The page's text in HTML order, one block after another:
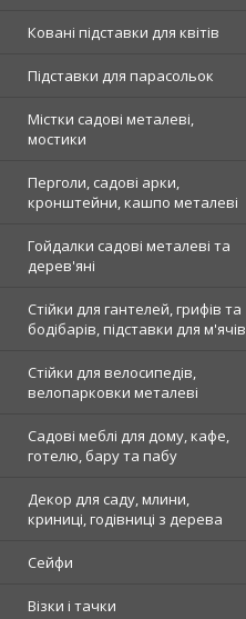
Ковані підставки для квітів
Підставки для парасольок
Містки садові металеві,
мостики
Перголи, садові арки,
кронштейни, кашпо металеві
Гойдалки садові металеві та
дерев'яні
Стійки для гантелей, грифів та
бодібарів, підставки для м'ячів
Стійки для велосипедів,
велопарковки металеві
Садові меблі для дому, кафе,
готелю, бару та пабу
Декор для саду, млини,
криниці, годівниці з дерева
Сейфи
Візки і тачки